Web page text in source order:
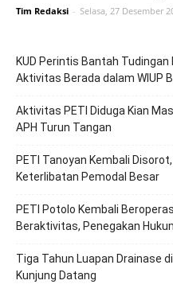
Tim Redaksi - Selasa, 27 Desember
KUD Perintis Bantah
Aktivitas Berada dalam WIUP
Aktivitas PETI Diduga Kian
APH Turun Tangan
PETI Tanoyan Kembali
Keterlibatan Pemodal Besar
PETI Potolo Kembali
Beraktivitas, Penegakan
Tiga Tahun Luapan Drainase
Kunjung Datang